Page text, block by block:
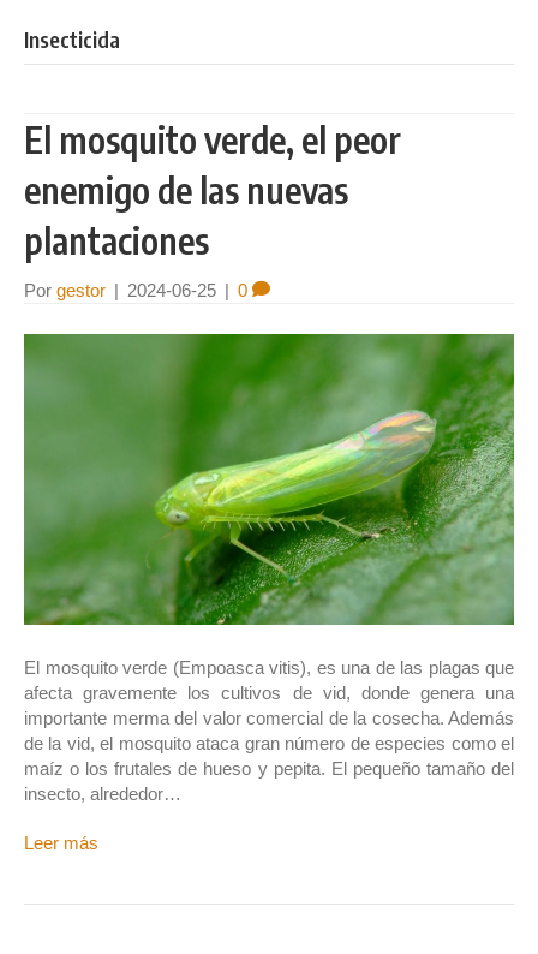
Insecticida
El mosquito verde, el peor
enemigo de las nuevas
plantaciones
Por gestor 2024-06-25 0
El mosquito verde (Empoasca vitis), es una de las plagas que
afecta gravemente los cultivos de vid, donde genera una
importante merma del valor comercial de la cosecha. Además
de la vid, el mosquito ataca gran número de especies como el
maíz o los frutales de hueso y pepita. El pequeño tamaño del
insecto, alrededor…
Leer más